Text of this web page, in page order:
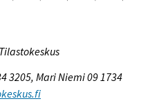
3205, Mari Niemi 09 1734